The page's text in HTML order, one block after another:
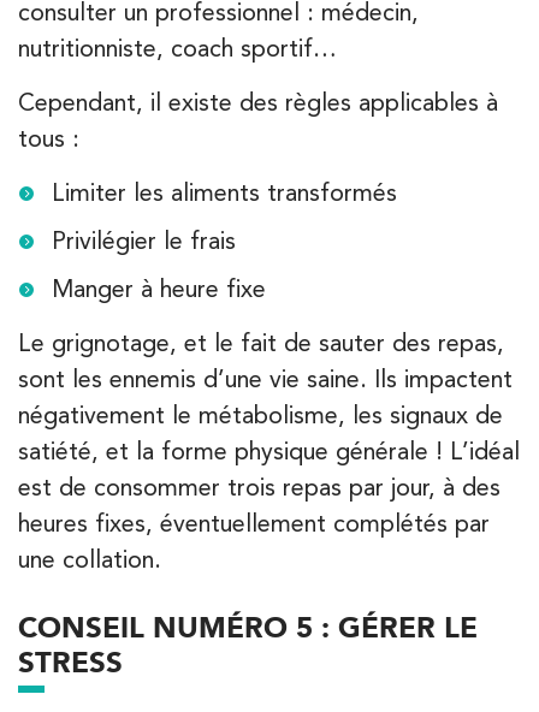
consulter un professionnel : médecin,
nutritionniste, coach sportif…
Cependant, il existe des règles applicables à
tous :
Limiter les aliments transformés
Privilégier le frais
Manger à heure fixe
Le grignotage, et le fait de sauter des repas,
sont les ennemis d’une vie saine. Ils impactent
négativement le métabolisme, les signaux de
satiété, et la forme physique générale ! L’idéal
est de consommer trois repas par jour, à des
heures fixes, éventuellement complétés par
une collation.
CONSEIL NUMÉRO 5 : GÉRER LE
STRESS
PRENEZ RDV SUR
PRENEZ RDV SUR
Kinésithérapie
Koss Paris 8 – Haussmann
74 Bd Haussmann 75008 Paris
74 Bd Haussmann 75008 Paris
01 44 71 93 74
Kinésithérapie